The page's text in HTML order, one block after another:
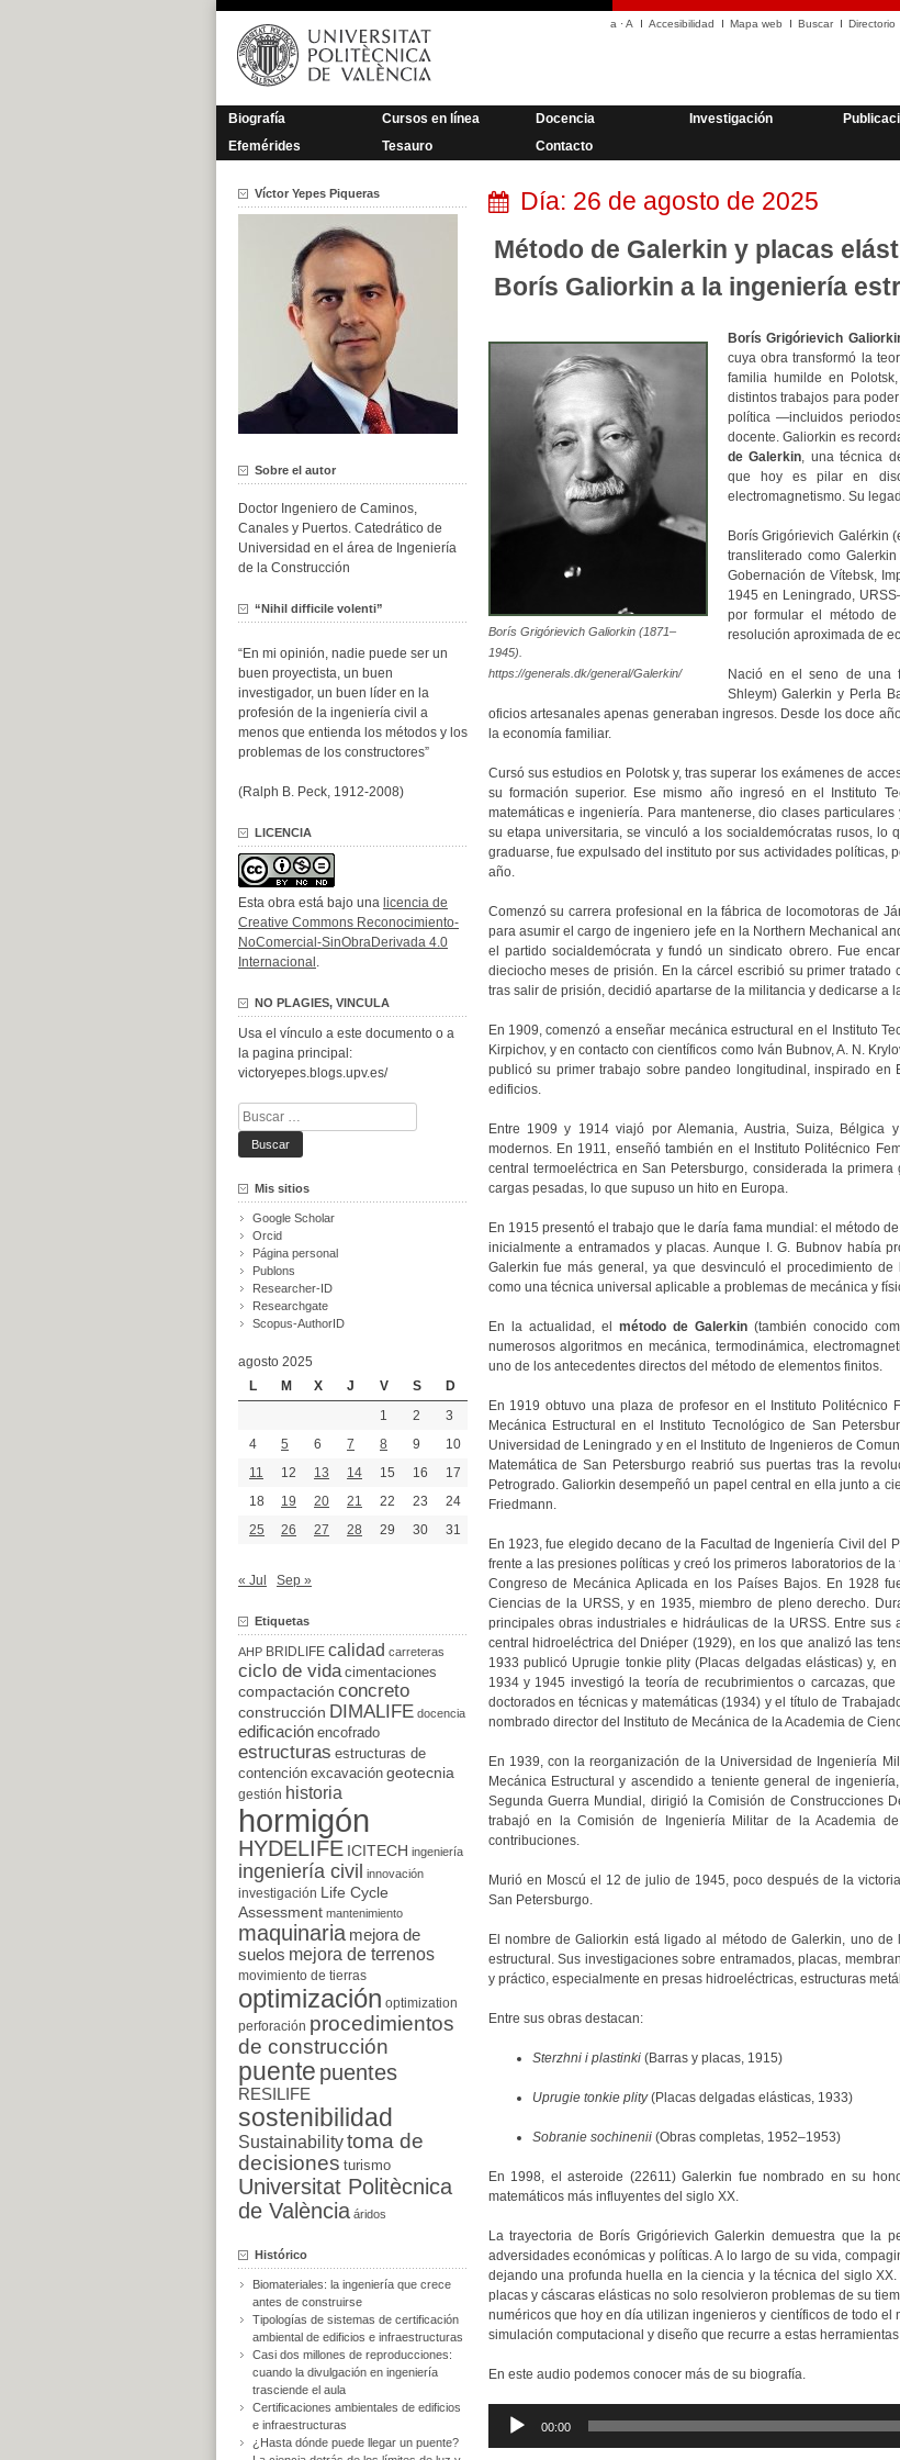
Saltar
contenido
a ·A Accesibilidad Mapa web Buscar Directorio
Biografía Cursos en línea Docencia Investigación
Efemérides
Tesauro Contacto
Día: 26 de agosto de 2025
Método de Galerkin y placas
Borís Galiorkin a la ingeniería
Borís Grigórievich Galiorkin (1871–
1945).
https://generals.dk/general/Galerkin/
Borís Grigórievich
cuya obra transformó la
familia humilde en
distintos trabajos para
política —incluidos
docente. Galiorkin es
de Galerkin, una técnica
que hoy es pilar en
electromagnetismo. Su
Borís Grigórievich Galérkin
transliterado como
Gobernación de Vítebsk,
1945 en Leningrado,
por formular el método
resolución aproximada de
Nació en el seno de una
Shleym) Galerkin y Perla
oficios artesanales apenas generaban ingresos. Desde los doce
la economía familiar.
Cursó sus estudios en Polotsk y, tras superar los exámenes de
su formación superior. Ese mismo año ingresó en el Instituto
matemáticas e ingeniería. Para mantenerse, dio clases
su etapa universitaria, se vinculó a los socialdemócratas rusos, lo
graduarse, fue expulsado del instituto por sus actividades políticas,
año.
Comenzó su carrera profesional en la fábrica de locomotoras de
para asumir el cargo de ingeniero jefe en la Northern Mechanical
el partido socialdemócrata y fundó un sindicato obrero. Fue
dieciocho meses de prisión. En la cárcel escribió su primer
tras salir de prisión, decidió apartarse de la militancia y dedicarse a
En 1909, comenzó a enseñar mecánica estructural en el Instituto
Kirpichov, y en contacto con científicos como Iván Bubnov, A. N.
publicó su primer trabajo sobre pandeo longitudinal, inspirado
edificios.
Entre 1909 y 1914 viajó por Alemania, Austria, Suiza, Bélgica
modernos. En 1911, enseñó también en el Instituto Politécnico
central termoeléctrica en San Petersburgo, considerada la
cargas pesadas, lo que supuso un hito en Europa.
En 1915 presentó el trabajo que le daría fama mundial: el método
inicialmente a entramados y placas. Aunque I. G. Bubnov había
Galerkin fue más general, ya que desvinculó el procedimiento
como una técnica universal aplicable a problemas de mecánica y
En la actualidad, el método de Galerkin (también conocido
numerosos algoritmos en mecánica, termodinámica,
uno de los antecedentes directos del método de elementos finitos.
En 1919 obtuvo una plaza de profesor en el Instituto
Mecánica Estructural en el Instituto Tecnológico de San
Universidad de Leningrado y en el Instituto de Ingenieros de
Matemática de San Petersburgo reabrió sus puertas tras la
Petrogrado. Galiorkin desempeñó un papel central en ella junto a
Friedmann.
En 1923, fue elegido decano de la Facultad de Ingeniería Civil del
frente a las presiones políticas y creó los primeros laboratorios de
Congreso de Mecánica Aplicada en los Países Bajos. En 1928
Ciencias de la URSS, y en 1935, miembro de pleno derecho.
principales obras industriales e hidráulicas de la URSS. Entre
central hidroeléctrica del Dniéper (1929), en los que analizó las
1933 publicó Uprugie tonkie plity (Placas delgadas elásticas) y,
1934 y 1945 investigó la teoría de recubrimientos o carcazas,
doctorados en técnicas y matemáticas (1934) y el título de
nombrado director del Instituto de Mecánica de la Academia de
En 1939, con la reorganización de la Universidad de Ingeniería
Mecánica Estructural y ascendido a teniente general de
Segunda Guerra Mundial, dirigió la Comisión de Construcciones
trabajó en la Comisión de Ingeniería Militar de la Academia
contribuciones.
Murió en Moscú el 12 de julio de 1945, poco después de la
San Petersburgo.
El nombre de Galiorkin está ligado al método de Galerkin, uno
estructural. Sus investigaciones sobre entramados, placas,
y práctico, especialmente en presas hidroeléctricas, estructuras
Entre sus obras destacan:
Sterzhni i plastinki(Barras y placas, 1915)
Uprugie tonkie plity(Placas delgadas elásticas, 1933)
Sobranie sochinenii(Obras completas, 1952–1953)
En 1998, el asteroide (22611) Galerkin fue nombrado en su
matemáticos más influyentes del siglo XX.
La trayectoria de Borís Grigórievich Galerkin demuestra que la
adversidades económicas y políticas. A lo largo de su vida,
dejando una profunda huella en la ciencia y la técnica del siglo
placas y cáscaras elásticas no solo resolvieron problemas de su
numéricos que hoy en día utilizan ingenieros y científicos de todo
simulación computacional y diseño que recurre a estas
En este audio podemos conocer más de su biografía.
Reproductor
audio
00:00
Víctor Yepes Piqueras
Sobre el autor
Doctor Ingeniero de Caminos,
Canales y Puertos. Catedrático de
Universidad en el área de Ingeniería
de la Construcción
“Nihil difficile volenti”
“En mi opinión, nadie puede ser un
buen proyectista, un buen
investigador, un buen líder en la
profesión de la ingeniería civil a
menos que entienda los métodos y los
problemas de los constructores”
(Ralph B. Peck, 1912-2008)
LICENCIA
Esta obra está bajo una licencia de
Creative Commons Reconocimiento-
NoComercial-SinObraDerivada 4.0
Internacional .
NO PLAGIES, VINCULA
Usa el vínculo a este documento o a
la pagina principal:
victoryepes.blogs.upv.es/
Buscar:
Mis sitios
Google Scholar
Orcid
Página personal
Publons
Researcher-ID
Researchgate
Scopus-AuthorID
agosto 2025
L
M X J V S
D
1
2
3
4
5 6 7 8 9
10
11
12 13 14 15 16
17
18
19 20 21 22 23
24
25
26 27 28 29 30 31
« Jul Sep »
Etiquetas
AHP BRIDLIFE calidad carreteras
ciclo de vida cimentaciones
compactación concreto
construcción DIMALIFE docencia
edificación encofrado
estructuras estructuras de
contención excavación geotecnia
gestión historia
hormigón
HYDELIFE ICITECH ingeniería
ingeniería civil innovación
investigación
Life Cycle
Assessment mantenimiento
maquinaria mejora de
suelos mejora de terrenos
movimiento de tierras
optimización optimization
perforación procedimientos
de construcción
puente puentes
RESILIFE
sostenibilidad
Sustainabilitytoma de
decisiones turismo
Universitat Politècnica
de València áridos
Histórico
Biomateriales: la ingeniería que crece
antes de construirse
Tipologías de sistemas de certificación
ambiental de edificios e infraestructuras
Casi dos millones de reproducciones:
cuando la divulgación en ingeniería
trasciende el aula
Certificaciones ambientales de edificios
e infraestructuras
¿Hasta dónde puede llegar un puente?